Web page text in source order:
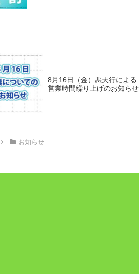
8月16日（金）悪天行による
営業時間繰り上げのお知らせ
お知らせ